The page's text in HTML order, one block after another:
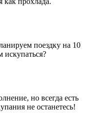
поездку на 10
искупаться?
но всегда есть
не останетесь!